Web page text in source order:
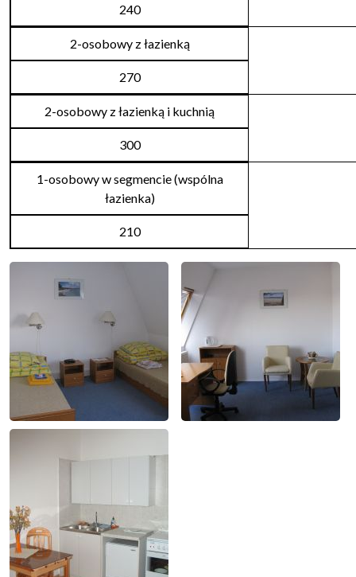
240
2-osobowy z łazienką
270
2-osobowy z łazienką i kuchnią
300
1-osobowy w segmencie (wspólna
łazienka)
210